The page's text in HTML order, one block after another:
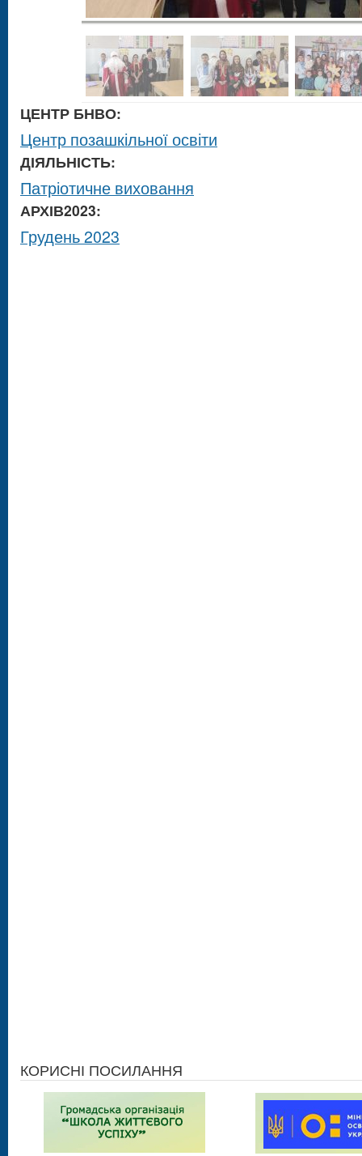
ЦЕНТР БНВО:
Центр позашкільної освіти
ДІЯЛЬНІСТЬ:
Патріотичне виховання
АРХІВ2023:
Грудень 2023
КОРИСНІ ПОСИЛАННЯ